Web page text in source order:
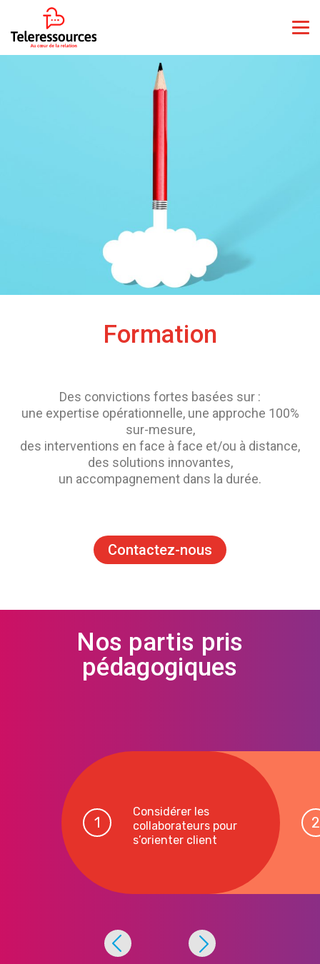
Formation
Des convictions fortes basées sur :
une expertise opérationnelle, une approche 100%
sur-mesure,
des interventions en face à face et/ou à distance,
des solutions innovantes,
un accompagnement dans la durée.
Contactez-nous
Nos partis pris
pédagogiques
Considérer les
collaborateurs pour
s’orienter client